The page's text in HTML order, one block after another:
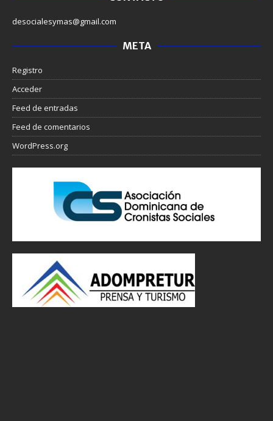
desocialesymas@gmail.com
META
Registro
Acceder
Feed de entradas
Feed de comentarios
WordPress.org